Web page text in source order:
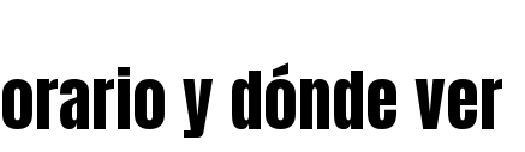
y dónde ver